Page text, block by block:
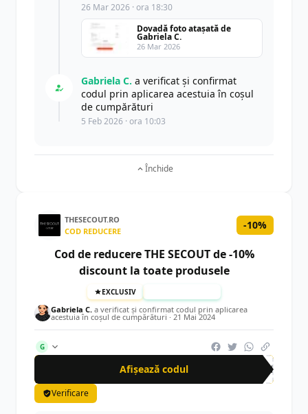
26 Mar 2026 · ora 18:30
Dovadă foto atașată de
Gabriela C.
26 Mar 2026
Gabriela C. a verificat și confirmat
codul prin aplicarea acestuia în coșul
de cumpărături
5 Feb 2026 · ora 10:03
Închide
THESECOUT.RO
COD REDUCERE
-10%
Cod de reducere THE SECOUT de -10%
discount la toate produsele
EXCLUSIV
Gabriela C. a verificat și confirmat codul prin aplicarea
acestuia în coșul de cumpărături · 21 Mai 2024
G
Afișează codul CRN
Verificare